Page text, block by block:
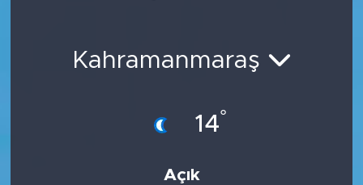
Kahramanmaraş
14°
Açık
Sanat